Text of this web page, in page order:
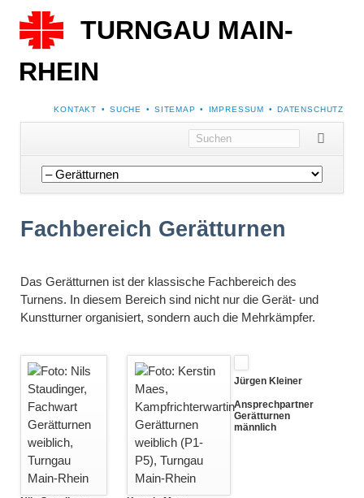
TURNGAU MAIN-
RHEIN
NAVIGATION
ÜBERSPRINGEN
KONTAKT SUCHE SITEMAP IMPRESSUM DATENSCHUTZ
Navigation
überspringen
Fachbereich Gerätturnen
Das Gerätturnen ist der klassische Fachbereich des
Turnens. In diesem Bereich sind nicht nur die Gerät- und
Kunstturner organisiert, sondern auch die Mehrkämpfer.
Jürgen Kleiner
Ansprechpartner
Gerätturnen
männlich